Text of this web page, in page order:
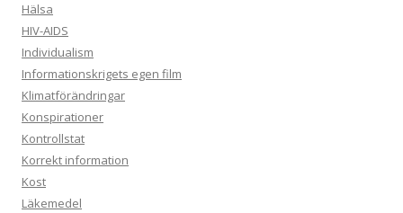
Hälsa
HIV-AIDS
Individualism
Informationskrigets egen film
Klimatförändringar
Konspirationer
Kontrollstat
Korrekt information
Kost
Läkemedel